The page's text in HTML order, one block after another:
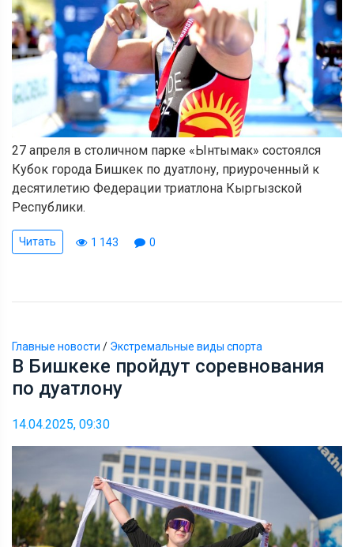
27 апреля в столичном парке «Ынтымак» состоялся
Кубок города Бишкек по дуатлону, приуроченный к
десятилетию Федерации триатлона Кыргызской
Республики.
Читать 1 143 0
Главные новости / Экстремальные виды спорта
В Бишкеке пройдут соревнования
по дуатлону
14.04.2025, 09:30